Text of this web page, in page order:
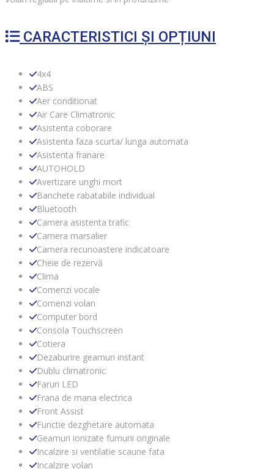
CARACTERISTICI ȘI OPȚIUNI
4x4
ABS
Aer conditionat
Air Care Climatronic
Asistenta coborare
Asistenta faza scurta/ lunga automata
Asistenta franare
AUTOHOLD
Avertizare unghi mort
Banchete rabatabile individual
Bluetooth
Camera asistenta trafic
Camera marsalier
Camera recunoastere indicatoare
Cheie de rezervă
Clima
Comenzi vocale
Comenzi volan
Computer bord
Consola Touchscreen
Cotiera
Dezaburire geamuri instant
Dublu climatronic
Faruri LED
Frana de mana electrica
Front Assist
Functie dezghetare automata
Geamuri ionizate fumurii originale
Incalzire si ventilatie scaune fata
Incalzire volan